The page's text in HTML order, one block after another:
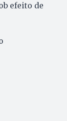
efeito de